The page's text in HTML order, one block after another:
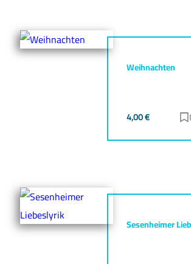
Weihnachten
4,00€
Sesenheimer